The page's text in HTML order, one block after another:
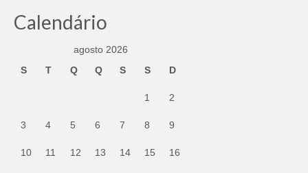
Calendário
agosto 2026
S
T Q Q S S D
1 2
3 4 5 6 7 8 9
10 11 12 13 14 15 16